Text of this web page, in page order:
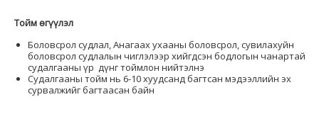
Тойм өгүүлэл
Боловсрол судлал, Анагаах ухааны боловсрол, сувилахуйн
боловсрол судлалын чиглэлээр хийгдсэн бодлогын чанартай
судалгааны үр дүнг тоймлон нийтэлнэ
Судалгааны тойм нь 6-10 хуудсанд багтсан мэдээллийн эх
сурвалжийг багтаасан байн